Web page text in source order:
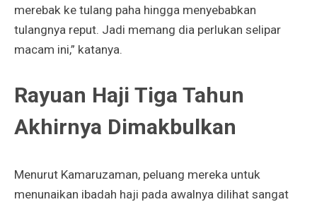
merebak ke tulang paha hingga menyebabkan
tulangnya reput. Jadi memang dia perlukan selipar
macam ini,” katanya.
Rayuan Haji Tiga Tahun
Akhirnya Dimakbulkan
Menurut Kamaruzaman, peluang mereka untuk
menunaikan ibadah haji pada awalnya dilihat sangat